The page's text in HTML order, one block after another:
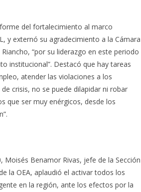
del fortalecimiento al marco
y externó su agradecimiento a la Cámara
“por su liderazgo en este periodo
institucional”. Destacó que hay tareas
atender las violaciones a los
crisis, no se puede dilapidar ni robar
que ser muy enérgicos, desde los
Moisés Benamor Rivas, jefe de la Sección
la OEA, aplaudió el activar todos los
en la región, ante los efectos por la